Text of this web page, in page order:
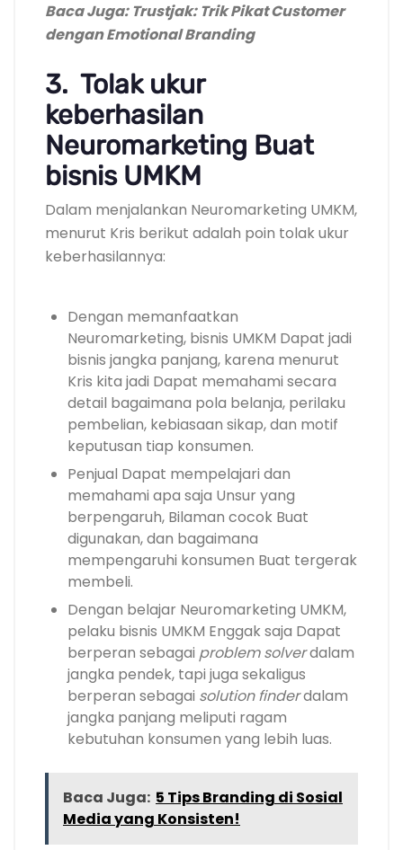
Baca Juga:Trustjak: Trik Pikat Customer
dengan Emotional Branding
3. Tolak ukur
keberhasilan
Neuromarketing Buat
bisnis UMKM
Dalam menjalankan Neuromarketing UMKM,
menurut Kris berikut adalah poin tolak ukur
keberhasilannya:
Dengan memanfaatkan
Neuromarketing, bisnis UMKM Dapat jadi
bisnis jangka panjang, karena menurut
Kris kita jadi Dapat memahami secara
detail bagaimana pola belanja, perilaku
pembelian, kebiasaan sikap, dan motif
keputusan tiap konsumen.
Penjual Dapat mempelajari dan
memahami apa saja Unsur yang
berpengaruh, Bilaman cocok Buat
digunakan, dan bagaimana
mempengaruhi konsumen Buat tergerak
membeli.
Dengan belajar Neuromarketing UMKM,
pelaku bisnis UMKM Enggak saja Dapat
berperan sebagai problem solverdalam
jangka pendek, tapi juga sekaligus
berperan sebagai solution finderdalam
jangka panjang meliputi ragam
kebutuhan konsumen yang lebih luas.
Baca Juga: 5 Tips Branding di Sosial
Media yang Konsisten!